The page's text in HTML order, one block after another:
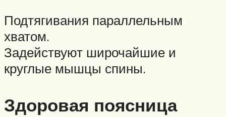
Подтягивания параллельным
хватом.
Задействуют широчайшие и
круглые мышцы спины.
Здоровая поясница